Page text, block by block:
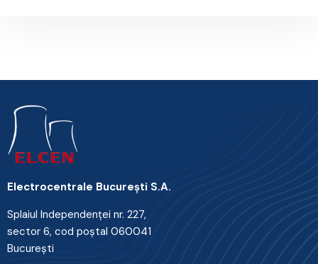
Electrocentrale Bucureşti S.A.
Splaiul Independenţei nr. 227,
sector 6, cod poştal 060041
Bucureşti